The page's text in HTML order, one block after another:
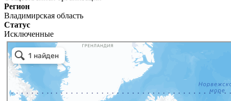
Регион
Владимирская область
Статус
Исключенные